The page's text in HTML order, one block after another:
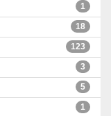
1
18
123
3
5
1